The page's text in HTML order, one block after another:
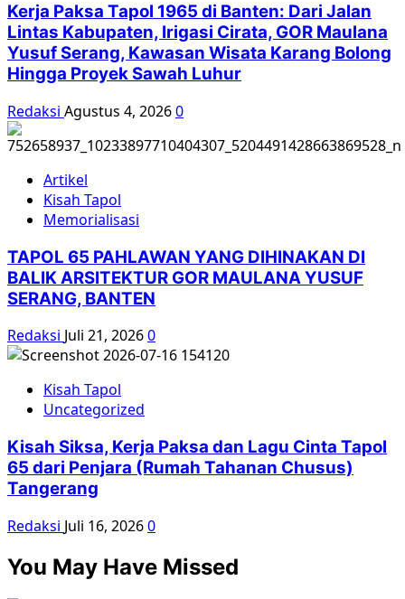
Kerja Paksa Tapol 1965 di Banten: Dari Jalan
Lintas Kabupaten, Irigasi Cirata, GOR Maulana
Yusuf Serang, Kawasan Wisata Karang Bolong
Hingga Proyek Sawah Luhur
Redaksi Agustus 4, 20260
Artikel
Kisah Tapol
Memorialisasi
TAPOL 65 PAHLAWAN YANG DIHINAKAN DI
BALIK ARSITEKTUR GOR MAULANA YUSUF
SERANG, BANTEN
Redaksi Juli 21, 20260
Kisah Tapol
Uncategorized
Kisah Siksa, Kerja Paksa dan Lagu Cinta Tapol
65 dari Penjara (Rumah Tahanan Chusus)
Tangerang
Redaksi Juli 16, 20260
You May Have Missed